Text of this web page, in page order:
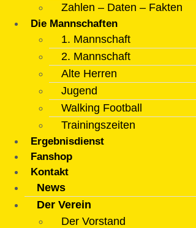
Zahlen – Daten – Fakten
Die Mannschaften
1. Mannschaft
2. Mannschaft
Alte Herren
Jugend
Walking Football
Trainingszeiten
Ergebnisdienst
Fanshop
Kontakt
News
Der Verein
Der Vorstand